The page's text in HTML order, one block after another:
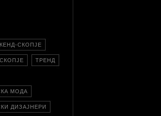
СКОПЈЕ
СКОПЈЕ ТРЕНД
МОДА
ДИЗАЈНЕРИ